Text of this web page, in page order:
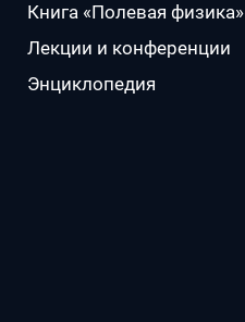
Книга «Полевая физика»
Лекции и конференции
Энциклопедия